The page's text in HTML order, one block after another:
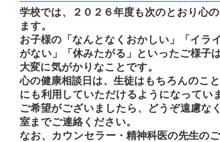
学校では、２０２６年度も次のとおり心
ます。
お子様の「なんとなくおかしい」「イラ
がない」「休みたがる」といったご様子
大変に気がかりなことです。
心の健康相談日は、生徒はもちろんのこ
にも利用していただけるようになってい
ご希望がございましたら、どうぞ遠慮な
室までご連絡ください。
なお、カウンセラー・精神科医の先生の